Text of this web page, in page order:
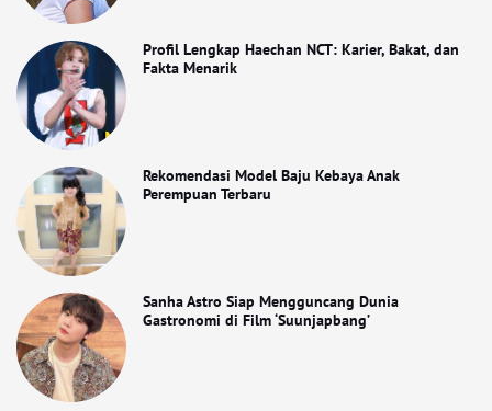
Profil Lengkap Haechan NCT: Karier, Bakat, dan
Fakta Menarik
Rekomendasi Model Baju Kebaya Anak
Perempuan Terbaru
Sanha Astro Siap Mengguncang Dunia
Gastronomi di Film ‘Suunjapbang’